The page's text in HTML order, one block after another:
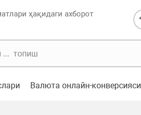
ҳақидаги ахборот
Валюта онлайн-конверсияси